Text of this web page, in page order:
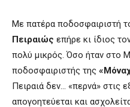
Με πατέρα ποδοσφαιριστή
Πειραιώς επήρε κι ίδιος
πολύ μικρός. Όσο ήταν στο
ποδοσφαιριστής της
Πειραιά δεν… «περνά» στις
απογοητεύεται και